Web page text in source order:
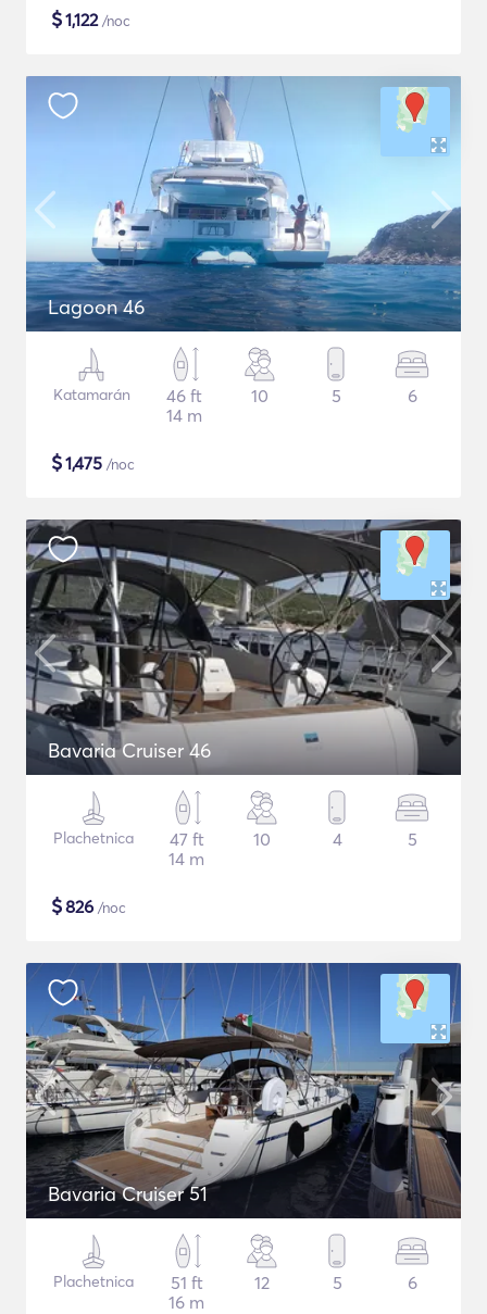
$1,122/noc
Lagoon 46
Katamarán
46 ft
14 m
10 5 6
$1,475 /noc
Bavaria Cruiser 46
Plachetnica
47 ft
14 m
10 4 5
$826 /noc
Bavaria Cruiser 51
Plachetnica
51 ft
16 m
12 5 6